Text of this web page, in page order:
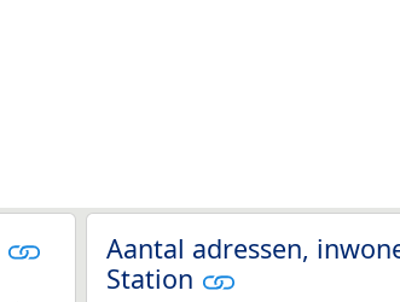
Aantal adressen,
Station